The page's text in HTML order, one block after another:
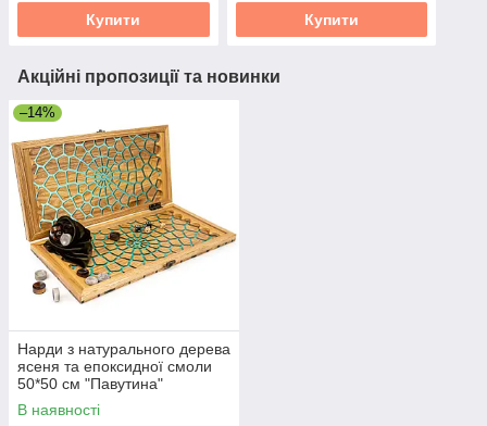
Купити Купити
Акційні пропозиції та новинки
–14%
Нарди з натурального дерева
ясеня та епоксидної смоли
50*50 см "Павутина"
В наявності